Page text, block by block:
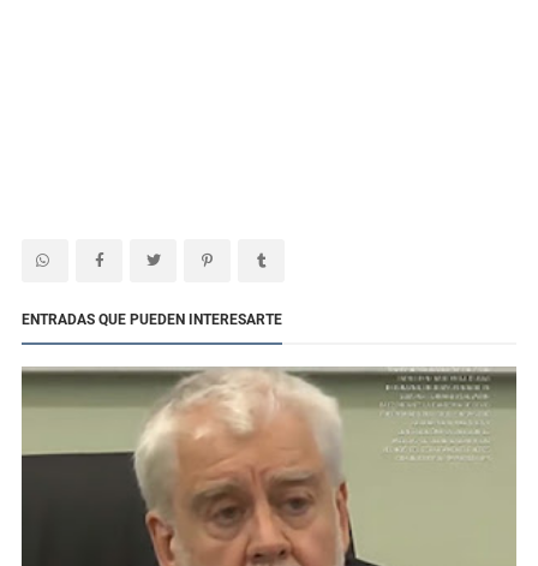
ENTRADAS QUE PUEDEN INTERESARTE